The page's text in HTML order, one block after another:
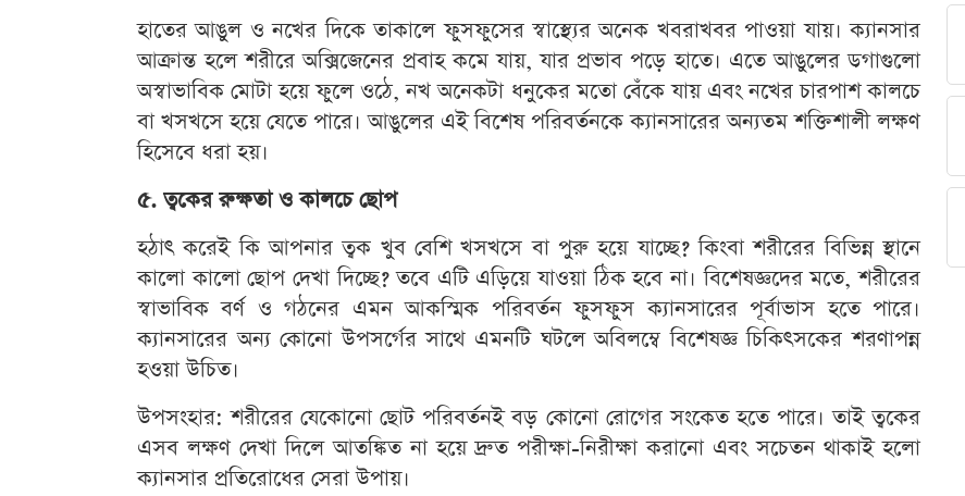
হাতের আঙুল ও নখের দিকে তাকালে ফুসফুসের স্বাস্থ্যের অনেক খবরাখবর পাওয়া যায়। ক্যানসার
আক্রান্ত হলে শরীরে অক্সিজেনের প্রবাহ কমে যায়, যার প্রভাব পড়ে হাতে। এতে আঙুলের ডগাগুলো
অস্বাভাবিক মোটা হয়ে ফুলে ওঠে, নখ অনেকটা ধনুকের মতো বেঁকে যায় এবং নখের চারপাশ কালচে
বা খসখসে হয়ে যেতে পারে। আঙুলের এই বিশেষ পরিবর্তনকে ক্যানসারের অন্যতম শক্তিশালী লক্ষণ
হিসেবে ধরা হয়।
৫. ত্বকের রুক্ষতা ও কালচে ছোপ
হঠাৎ করেই কি আপনার ত্বক খুব বেশি খসখসে বা পুরু হয়ে যাচ্ছে? কিংবা শরীরের বিভিন্ন স্থানে
কালো কালো ছোপ দেখা দিচ্ছে? তবে এটি এড়িয়ে যাওয়া ঠিক হবে না। বিশেষজ্ঞদের মতে, শরীরের
স্বাভাবিক বর্ণ ও গঠনের এমন আকস্মিক পরিবর্তন ফুসফুস ক্যানসারের পূর্বাভাস হতে পারে।
ক্যানসারের অন্য কোনো উপসর্গের সাথে এমনটি ঘটলে অবিলম্বে বিশেষজ্ঞ চিকিৎসকের শরণাপন্ন
হওয়া উচিত।
উপসংহার: শরীরের যেকোনো ছোট পরিবর্তনই বড় কোনো রোগের সংকেত হতে পারে। তাই ত্বকের
এসব লক্ষণ দেখা দিলে আতঙ্কিত না হয়ে দ্রুত পরীক্ষা-নিরীক্ষা করানো এবং সচেতন থাকাই হলো
ক্যানসার প্রতিরোধের সেরা উপায়।